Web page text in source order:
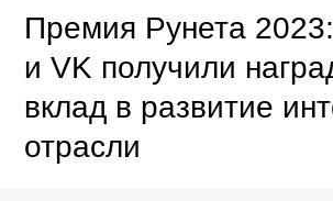
Премия Рунета
и VK получили
вклад в развитие
отрасли